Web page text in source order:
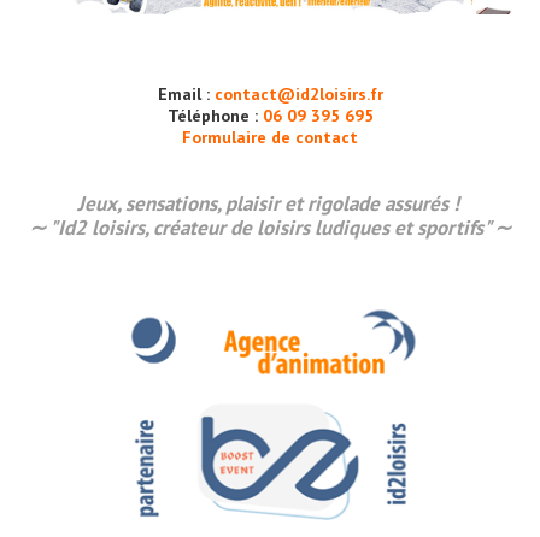
Email : contact@id2loisirs.fr
Téléphone : 06 09 395 695
Formulaire de contact
Jeux, sensations,plaisiret rigolade assurés !
∼ "Id2 loisirs, créateur de loisirs ludiques et sportifs" ∼